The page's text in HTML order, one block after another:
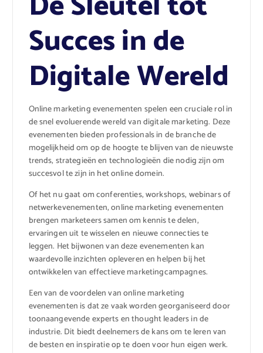
Succes in de
Digitale Wereld
Online marketing evenementen spelen een cruciale rol in
de snel evoluerende wereld van digitale marketing. Deze
evenementen bieden professionals in de branche de
mogelijkheid om op de hoogte te blijven van de nieuwste
trends, strategieën en technologieën die nodig zijn om
succesvol te zijn in het online domein.
Of het nu gaat om conferenties, workshops, webinars of
netwerkevenementen, online marketing evenementen
brengen marketeers samen om kennis te delen,
ervaringen uit te wisselen en nieuwe connecties te
leggen. Het bijwonen van deze evenementen kan
waardevolle inzichten opleveren en helpen bij het
ontwikkelen van effectieve marketingcampagnes.
Een van de voordelen van online marketing
evenementen is dat ze vaak worden georganiseerd door
toonaangevende experts en thought leaders in de
industrie. Dit biedt deelnemers de kans om te leren van
de besten en inspiratie op te doen voor hun eigen werk.